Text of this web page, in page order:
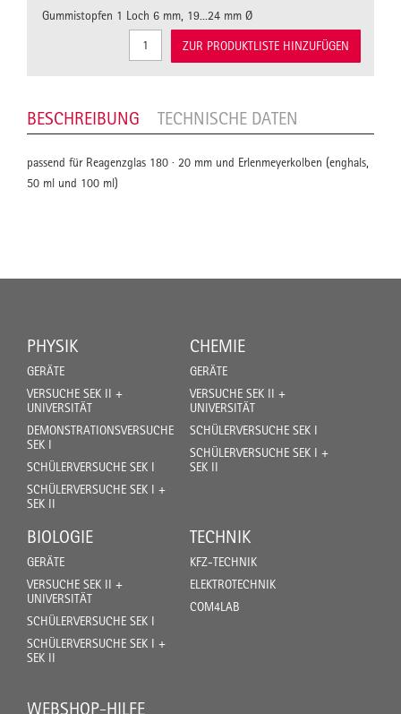
Gummistopfen 1 Loch 6 mm, 19...24 mm Ø
ZUR PRODUKTLISTE HINZUFÜGEN
BESCHREIBUNG TECHNISCHE DATEN
passend für Reagenzglas 180 · 20 mm und Erlenmeyerkolben (enghals,
50 ml und 100 ml)
PHYSIK
GERÄTE
VERSUCHE SEK II +
UNIVERSITÄT
DEMONSTRATIONSVERSUCHE
SEK I
SCHÜLERVERSUCHE SEK I
SCHÜLERVERSUCHE SEK I +
SEK II
CHEMIE
GERÄTE
VERSUCHE SEK II +
UNIVERSITÄT
SCHÜLERVERSUCHE SEK I
SCHÜLERVERSUCHE SEK I +
SEK II
BIOLOGIE
GERÄTE
VERSUCHE SEK II +
UNIVERSITÄT
SCHÜLERVERSUCHE SEK I
SCHÜLERVERSUCHE SEK I +
SEK II
TECHNIK
KFZ-TECHNIK
ELEKTROTECHNIK
COM4LAB
WEBSHOP-HILFE